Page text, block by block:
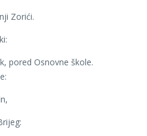
Zorići.
pored Osnovne škole.